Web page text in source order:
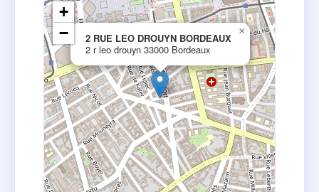
2 RUE LEO DROUYN BORDEAUX
2 r leo drouyn 33000 Bordeaux
×
+
−